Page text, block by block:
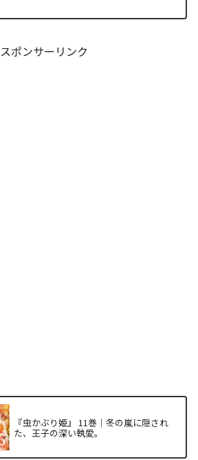
スポンサーリンク
『虫かぶり姫』 11巻｜冬の嵐に隠され
た、王子の深い執愛。